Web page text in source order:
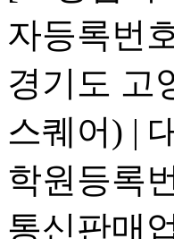
자등록번
경기도 고
스퀘어) |
학원등록
통신판매